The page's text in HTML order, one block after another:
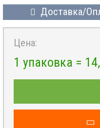
Доставка/
Цена:
1 упаковка =